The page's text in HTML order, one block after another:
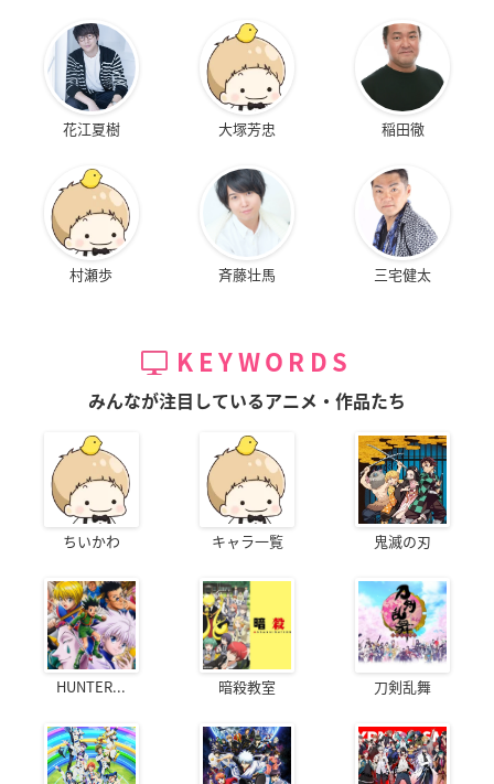
花江夏樹 大塚芳忠 稲田徹
村瀬歩 斉藤壮馬 三宅健太
KEYWORDS
みんなが注目しているアニメ・作品たち
ちいかわ キャラ一覧 鬼滅の刃
HUNTER... 暗殺教室 刀剣乱舞